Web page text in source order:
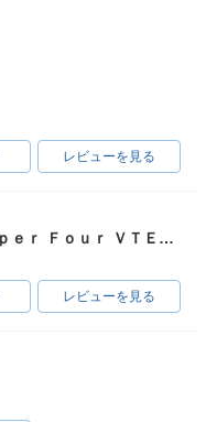
レビューを見る
ＣＢ４００Ｓｕｐｅｒ Ｆｏｕｒ ＶＴＥＣ ＳＰＥＣ３
レビューを見る